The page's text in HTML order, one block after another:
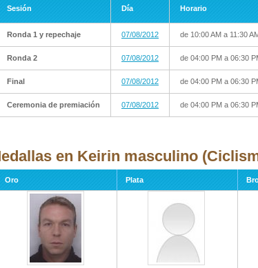
Sesión Día Horario
Ronda 1 y repechaje 07/08/2012 de 10:00 AM a 11:30
Ronda 2 07/08/2012 de 04:00 PM a 06:30
Final 07/08/2012 de 04:00 PM a 06:30
Ceremonia de premiación 07/08/2012 de 04:00 PM a 06:30
en Keirin masculino
Oro Plata